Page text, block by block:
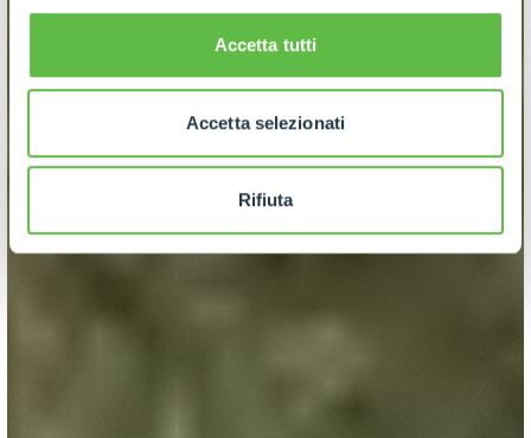
Accetta tutti
Accetta selezionati
Rifiuta